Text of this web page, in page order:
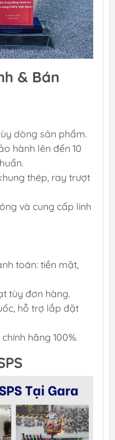
& Bán
dòng sản phẩm.
hành lên đến 10
thép, ray trượt
và cung cấp linh
toán: tiền mặt,
tùy đơn hàng.
hỗ trợ lắp đặt
hãng 100%.